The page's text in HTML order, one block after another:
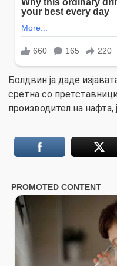
Болдвин ја даде
сретна со
производител на нафта,